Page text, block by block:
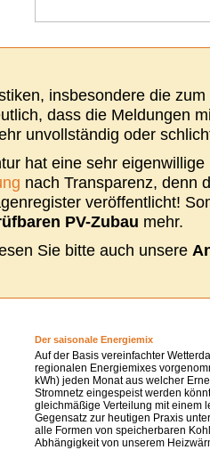
insbesondere die
dass die Meldungen
unvollständig oder
hat eine sehr
nach Transparenz, denn
veröffentlicht!
PV-Zubau mehr.
Sie bitte auch unsere
Der saisonale Energiemix
Auf der Basis vereinfachter
regionalen Energiemixes
kWh) jeden Monat aus welcher
Stromnetz eingespeist werden
gleichmäßige Verteilung mit einem
Gegensatz zur heutigen Praxis
alle Formen von speicherbaren
Abhängigkeit von unserem